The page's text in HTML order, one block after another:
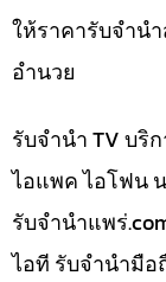
ให้ราคารับจำน
อำนวย
รับจำนำ TV บริ
ไอแพค ไอโฟน
รับจํานําแพร่
ไอที รับจำนำมื